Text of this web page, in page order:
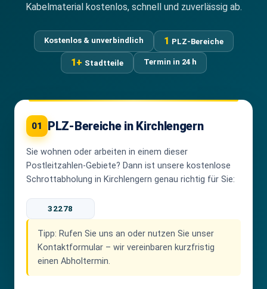
Kabelmaterial kostenlos, schnell und zuverlässig ab.
Kostenlos & unverbindlich 1 PLZ-Bereiche
1+ Stadtteile Termin in 24 h
01 PLZ-Bereiche in Kirchlengern
Sie wohnen oder arbeiten in einem dieser
Postleitzahlen-Gebiete? Dann ist unsere kostenlose
Schrottabholung in Kirchlengern genau richtig für Sie:
32278
Tipp: Rufen Sie uns an oder nutzen Sie unser
Kontaktformular – wir vereinbaren kurzfristig
einen Abholtermin.